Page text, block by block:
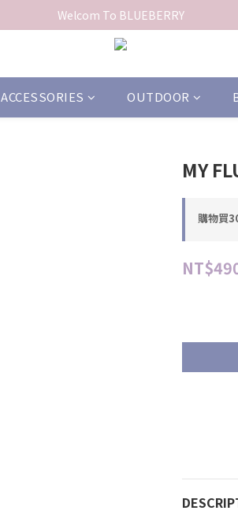
Welcom To BLUEBERRY
ACCESSORIES OUTDOOR
MY
購物買